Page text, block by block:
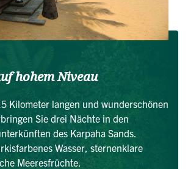
hohem Niveau
Kilometer langen und wunderschönen
Sie drei Nächte in den
des Karpaha Sands.
Wasser, sternenklare
Meeresfrüchte.